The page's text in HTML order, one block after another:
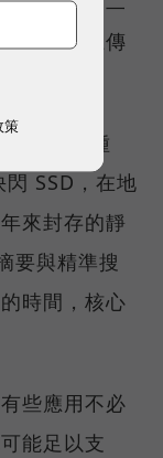
層不願上傳
疑慮。
旗艦機種
SSD，在地
來封存的靜
要與精準搜
時間，核心
些應用不必
能足以支
策